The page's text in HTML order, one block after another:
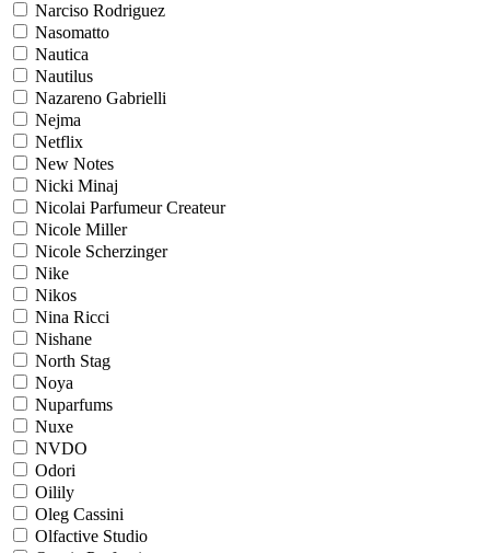
Narciso Rodriguez
Nasomatto
Nautica
Nautilus
Nazareno Gabrielli
Nejma
Netflix
New Notes
Nicki Minaj
Nicolai Parfumeur Createur
Nicole Miller
Nicole Scherzinger
Nike
Nikos
Nina Ricci
Nishane
North Stag
Noya
Nuparfums
Nuxe
NVDO
Odori
Oilily
Oleg Cassini
Olfactive Studio